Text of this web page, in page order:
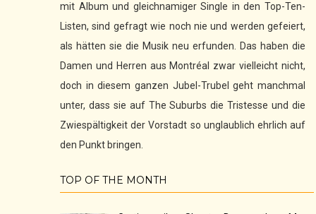
mit Album und gleichnamiger Single in den Top-Ten-
Listen, sind gefragt wie noch nie und werden gefeiert,
als hätten sie die Musik neu erfunden. Das haben die
Damen und Herren aus Montréal zwar vielleicht nicht,
doch in diesem ganzen Jubel-Trubel geht manchmal
unter, dass sie auf The Suburbs die Tristesse und die
Zwiespältigkeit der Vorstadt so unglaublich ehrlich auf
den Punkt bringen.
TOP OF THE MONTH